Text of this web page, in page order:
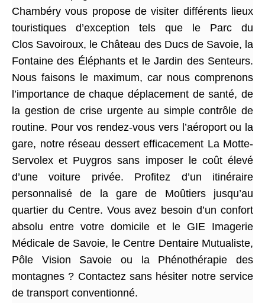
Chambéry vous propose de visiter différents lieux
touristiques d’exception tels que le Parc du
Clos Savoiroux, le Château des Ducs de Savoie, la
Fontaine des Éléphants et le Jardin des Senteurs.
Nous faisons le maximum, car nous comprenons
l’importance de chaque déplacement de santé, de
la gestion de crise urgente au simple contrôle de
routine. Pour vos rendez-vous vers l’aéroport ou la
gare, notre réseau dessert efficacement La Motte-
Servolex et Puygros sans imposer le coût élevé
d’une voiture privée. Profitez d’un itinéraire
personnalisé de la gare de Moûtiers jusqu’au
quartier du Centre. Vous avez besoin d’un confort
absolu entre votre domicile et le GIE Imagerie
Médicale de Savoie, le Centre Dentaire Mutualiste,
Pôle Vision Savoie ou la Phénothérapie des
montagnes ? Contactez sans hésiter notre service
de transport conventionné.